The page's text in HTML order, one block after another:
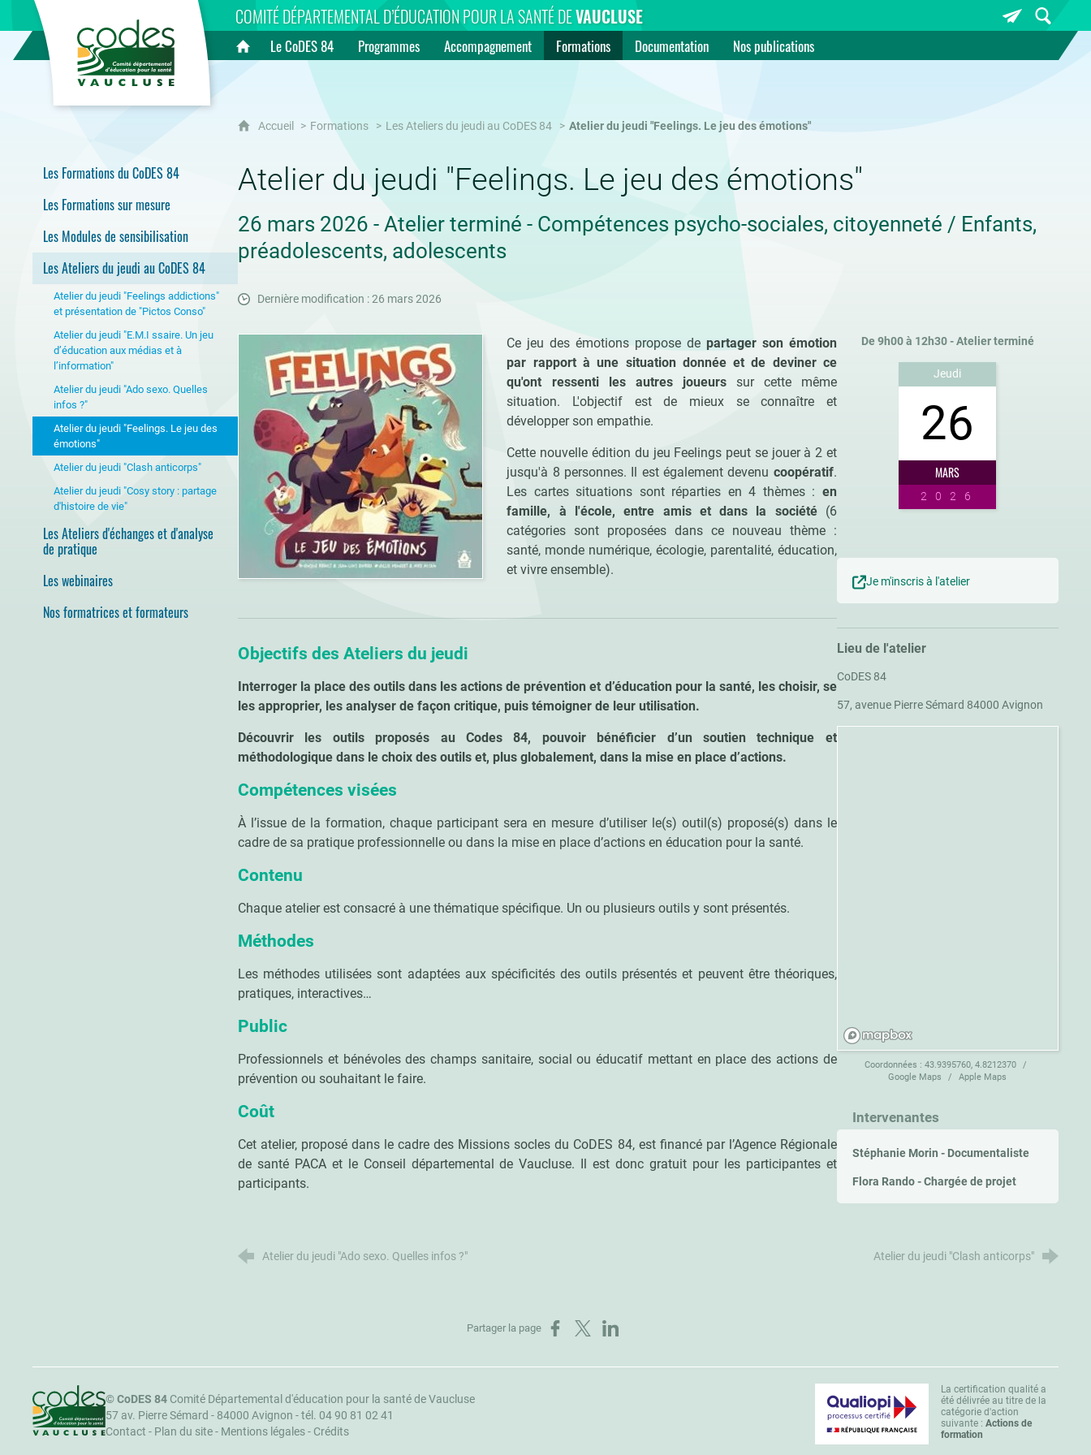
COMITÉ DÉPARTEMENTAL D’ÉDUCATION POUR LA SANTÉ DEVAUCLUSE
Accueil
Le CoDES 84 Programmes Accompagnement Formations Documentation Nos publications
Les Formations du CoDES 84
Les Formations sur mesure
Les Modules de sensibilisation
Les Ateliers du jeudi au CoDES 84
Atelier du jeudi "Feelings addictions"
et présentation de "Pictos Conso"
Atelier du jeudi "E.M.I ssaire. Un jeu
d’éducation aux médias et à
l’information"
Atelier du jeudi "Ado sexo. Quelles
infos ?"
Atelier du jeudi "Feelings. Le jeu des
émotions"
Atelier du jeudi "Clash anticorps"
Atelier du jeudi "Cosy story : partage
d'histoire de vie"
Les Ateliers d'échanges et d'analyse
de pratique
Les webinaires
Nos formatrices et formateurs
Accueil Formations Les Ateliers du jeudi au CoDES 84 Atelier du jeudi "Feelings. Le jeu des émotions"
Atelier du jeudi "Feelings. Le jeu des émotions"
26 mars 2026 - Atelier terminé - Compétences psycho-sociales, citoyenneté / Enfants,
préadolescents, adolescents
Dernière modification : 26 mars 2026
Ce jeu des émotions propose de partager son émotion
par rapport à une situation donnée et de deviner ce
qu'ont ressenti les autres joueurssur cette même
situation. L'objectif est de mieux se connaître et
développer son empathie.
Cette nouvelle édition du jeu Feelings peut se jouer à 2 et
jusqu'à 8 personnes. Il est également devenu coopératif.
Les cartes situations sont réparties en 4 thèmes : en
famille, à l'école, entre amis et dans la société(6
catégories sont proposées dans ce nouveau thème :
santé, monde numérique, écologie, parentalité, éducation,
et vivre ensemble).
Objectifs des Ateliers du jeudi
Interroger la place des outils dans les actions de prévention et d’éducation pour la santé, les choisir, se
les approprier, les analyser de façon critique, puis témoigner de leur utilisation.
Découvrir les outils proposés au Codes 84, pouvoir bénéficier d’un soutien technique et
méthodologique dans le choix des outils et, plus globalement, dans la mise en place d’actions.
Compétences visées
À l’issue de la formation, chaque participant sera en mesure d’utiliser le(s) outil(s) proposé(s) dans le
cadre de sa pratique professionnelle ou dans la mise en place d’actions en éducation pour la santé.
Contenu
Chaque atelier est consacré à une thématique spécifique. Un ou plusieurs outils y sont présentés.
Méthodes
Les méthodes utilisées sont adaptées aux spécificités des outils présentés et peuvent être théoriques,
pratiques, interactives…
Public
Professionnels et bénévoles des champs sanitaire, social ou éducatif mettant en place des actions de
prévention ou souhaitant le faire.
Coût
Cet atelier, proposé dans le cadre des Missions socles du CoDES 84, est financé par l’Agence Régionale
de santé PACA et le Conseil départemental de Vaucluse. Il est donc gratuit pour les participantes et
participants.
De 9h00 à 12h30 - Atelier terminé
Jeudi
26
MARS
2026
Je m'inscris à l'atelier
Lieu de l'atelier
CoDES 84
57, avenue Pierre Sémard 84000 Avignon
Coordonnées : 43.9395760, 4.8212370
Google Maps
Apple Maps
Intervenantes
Stéphanie Morin - Documentaliste
Flora Rando - Chargée de projet
Atelier du jeudi "Ado sexo. Quelles infos ?" Atelier du jeudi "Clash anticorps"
Partager la page Partager sur Facebook
Partager sur XPartager sur LinkedIn
CoDES 84
©CoDES 84 Comité Départemental d'éducation pour la santé de Vaucluse
57 av. Pierre Sémard - 84000 Avignon -tél. 04 90 81 02 41
Contact - Plan du site- Mentions légales- Crédits
La certification qualité a
été délivrée au titre de la
catégorie d'action
suivante : Actions de
formation